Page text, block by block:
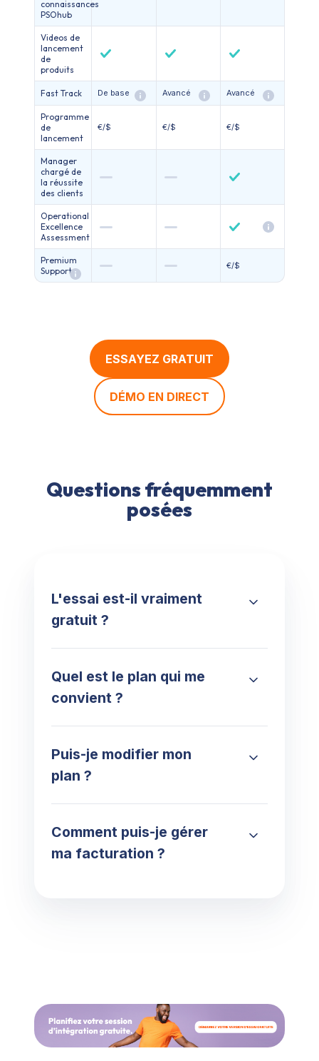
connaissances
PSOhub
Videos de
lancement
de
produits
Fast Track De base Avancé Avancé
Programme
de
lancement
€/$ €/$ €/$
Manager
chargé de
la réussite
des clients
Operational
Excellence
Assessment
Premium
Support
€/$
ESSAYEZ GRATUIT
DÉMO EN DIRECT
Questions fréquemment
posées
L'essai est-il vraiment
gratuit ?
Quel est le plan qui me
convient ?
Puis-je modifier mon
plan ?
Comment puis-je gérer
ma facturation ?